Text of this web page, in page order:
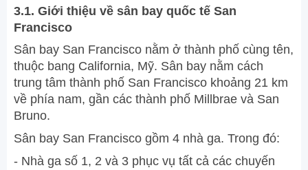
3.1. Giới thiệu về sân bay quốc tế San
Francisco
Sân bay San Francisco nằm ở thành phố cùng tên,
thuộc bang California, Mỹ. Sân bay nằm cách
trung tâm thành phố San Francisco khoảng 21 km
về phía nam, gần các thành phố Millbrae và San
Bruno.
Sân bay San Francisco gồm 4 nhà ga. Trong đó:
- Nhà ga số 1, 2 và 3 phục vụ tất cả các chuyến